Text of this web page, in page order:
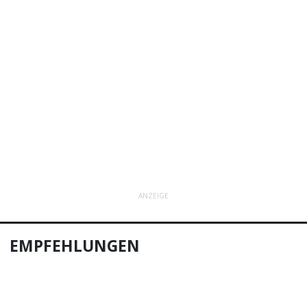
ANZEIGE
EMPFEHLUNGEN